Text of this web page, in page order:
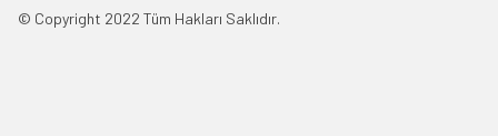
© Copyright 2022 Tüm Hakları Saklıdır.